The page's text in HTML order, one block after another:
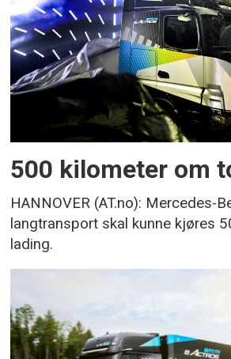
500 kilometer om
HANNOVER (AT.no): Mercedes-
langtransport skal kunne kjøres
lading.